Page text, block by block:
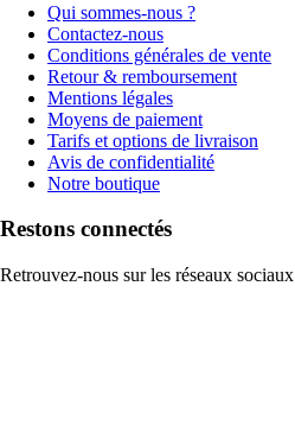
Qui sommes-nous ?
Contactez-nous
Conditions générales de vente
Retour & remboursement
Mentions légales
Moyens de paiement
Tarifs et options de livraison
Avis de confidentialité
Notre boutique
Restons connectés
Retrouvez-nous sur les réseaux sociaux